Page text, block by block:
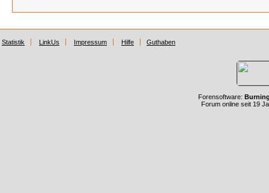
Statistik LinkUs Impressum Hilfe Guthaben
Forensoftware:
Forum online seit 19